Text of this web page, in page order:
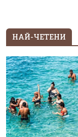
НАЙ-ЧЕТЕНИ